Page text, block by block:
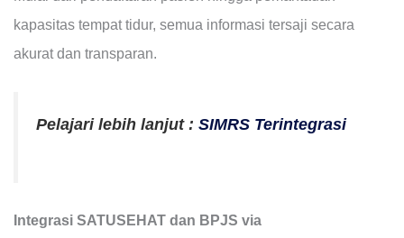
kapasitas tempat tidur, semua informasi tersaji secara
akurat dan transparan.
Pelajari lebih lanjut : SIMRS Terintegrasi
Integrasi SATUSEHAT dan BPJS via